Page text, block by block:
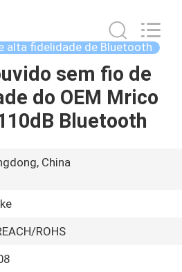
alta fidelidade de Bluetooth
sem fio de
do OEM Mrico
Bluetooth
China
ROHS